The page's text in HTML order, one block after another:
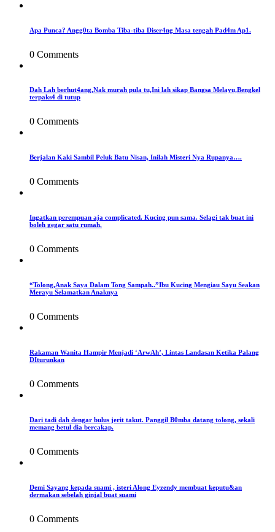
Apa Punca? Angg0ta Bomba Tiba-tiba Diser4ng Masa tengah Pad4m Ap1.
0 Comments
Dah Lah berhut4ang,Nak murah pula tu,Ini lah sikap Bangsa Melayu,Bengkel
terpaks4 di tutup
0 Comments
Berjalan Kaki Sambil Peluk Batu Nisan, Inilah Misteri Nya Rupanya….
0 Comments
Ingatkan perempuan aja complicated. Kucing pun sama. Selagi tak buat ini
boleh gegar satu rumah.
0 Comments
“Tolong,Anak Saya Dalam Tong Sampah..”Ibu Kucing Mengiau Sayu Seakan
Merayu Selamatkan Anaknya
0 Comments
Rakaman Wanita Hampir Menjadi ‘ArwAh’, Lintas Landasan Ketika Palang
DIturunkan
0 Comments
Dari tadi dah dengar bulus jerit takut. Panggil B0mba datang tolong, sekali
memang betul dia bercakap.
0 Comments
Demi Sayang kepada suami , isteri Along Eyzendy membuat keputu&an
dermakan sebelah ginjal buat suami
0 Comments